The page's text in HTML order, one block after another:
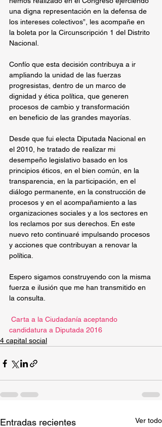
una digna representación en la defensa de
los intereses colectivos”, les acompañe en
la boleta por la Circunscripción 1 del Distrito
Nacional.
Confío que esta decisión contribuya a ir
ampliando la unidad de las fuerzas
progresistas, dentro de un marco de
dignidad y ética política, que generen
procesos de cambio y transformación
en beneficio de las grandes mayorías.
Desde que fui electa Diputada Nacional en
el 2010, he tratado de realizar mi
desempeño legislativo basado en los
principios éticos, en el bien común, en la
transparencia, en la participación, en el
diálogo permanente, en la construcción de
procesos y en el acompañamiento a las
organizaciones sociales y a los sectores en
los reclamos por sus derechos. En este
nuevo reto continuaré impulsando procesos
y acciones que contribuyan a renovar la
política.
Espero sigamos construyendo con la misma
fuerza e ilusión que me han transmitido en
la consulta.
Carta a la Ciudadanía aceptando
candidatura a Diputada 2016
4 capital social
Entradas recientes Ver todo